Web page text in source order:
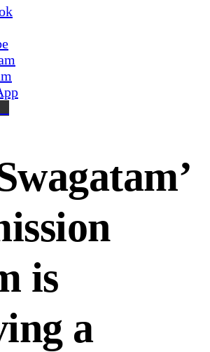
is
a